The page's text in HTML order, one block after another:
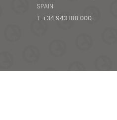
SPAIN
T. +34 943 188 000